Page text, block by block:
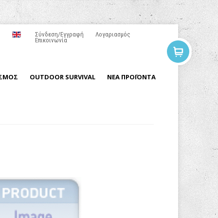
Σύνδεση/Εγγραφή
Λογαριασμός
Επικοινωνία
OUTDOOR SURVIVAL ΝΕΑ ΠΡΟΪΟΝΤΑ